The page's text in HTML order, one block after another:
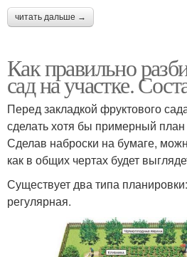
читать дальше →
Как правильно
сад на участке.
Перед закладкой фруктового
сделать хотя бы примерный
Сделав наброски на бумаге,
как в общих чертах будет
Существует два типа
регулярная.